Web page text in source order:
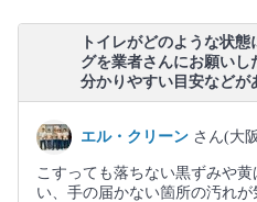
トイレがどのような状
グを業者さんにお願いし
分かりやすい目安などが
エル・クリーン さん(大
こすっても落ちない黒ずみや
い、手の届かない箇所の汚れ